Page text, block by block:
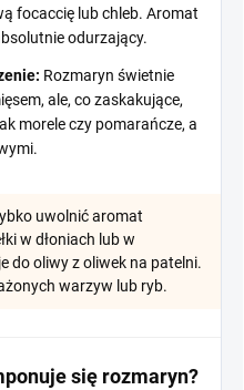
focaccię lub chleb. Aromat
odurzający.
Rozmaryn świetnie
ale, co zaskakujące,
morele czy pomarańcze, a
uwolnić aromat
w dłoniach lub w
do oliwy z oliwek na patelni.
warzyw lub ryb.
się rozmaryn?